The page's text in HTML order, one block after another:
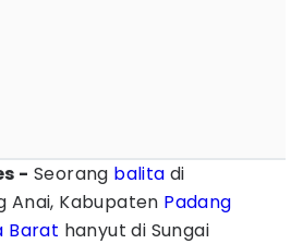
- Seorang balita di
Anai, Kabupaten Padang
Barat hanyut di Sungai